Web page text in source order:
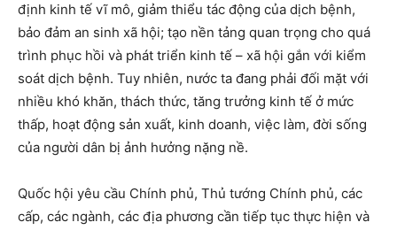
định kinh tế vĩ mô, giảm thiểu tác động của dịch bệnh,
bảo đảm an sinh xã hội; tạo nền tảng quan trọng cho quá
trình phục hồi và phát triển kinh tế – xã hội gắn với kiểm
soát dịch bệnh. Tuy nhiên, nước ta đang phải đối mặt với
nhiều khó khăn, thách thức, tăng trưởng kinh tế ở mức
thấp, hoạt động sản xuất, kinh doanh, việc làm, đời sống
của người dân bị ảnh hưởng nặng nề.
Quốc hội yêu cầu Chính phủ, Thủ tướng Chính phủ, các
cấp, các ngành, các địa phương cần tiếp tục thực hiện và